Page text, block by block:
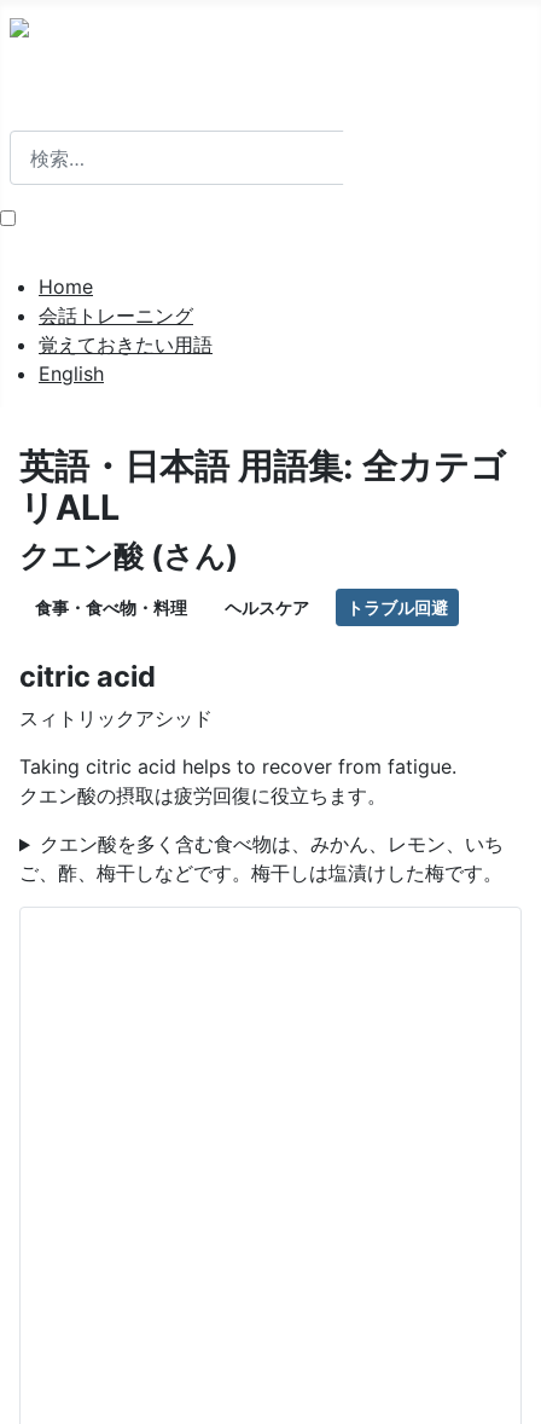
Home
会話トレーニング
覚えておきたい用語
English
英語・日本語 用語集: 全カテゴ
リALL
クエン酸 (さん)
食事・食べ物・料理 ヘルスケア トラブル回避
citric acid
スィトリックアシッド
Taking citric acid helps to recover from fatigue.
クエン酸の摂取は疲労回復に役立ちます。
クエン酸を多く含む食べ物は、みかん、レモン、いち
ご、酢、梅干しなどです。梅干しは塩漬けした梅です。